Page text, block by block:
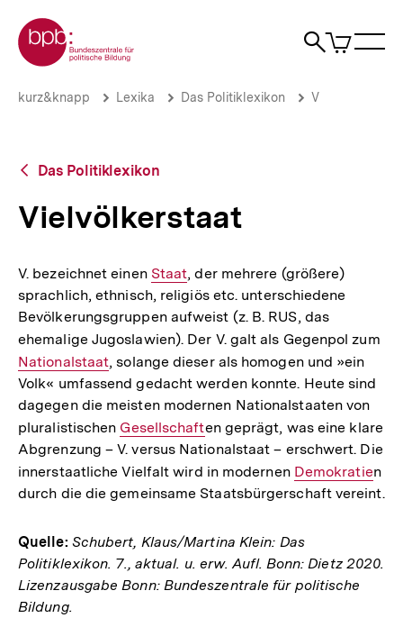
zum
Seiteninhalt
springen
Zur Startseite der bpb
Suche
Artikel
im
Vielvölkerstaat
Brotkrümelnavigation
Pfadnavigation
kurz&knapp Lexika Das Politiklexikon V
Zurück
Übersicht
Das Politiklexikon
Vielvölkerstaat
V. bezeichnet einen Interner
Link:
Staat, der mehrere (größere)
sprachlich, ethnisch, religiös etc. unterschiedene
Bevölkerungsgruppen aufweist (z. B. RUS, das
ehemalige Jugoslawien). Der V. galt als Gegenpol zum
Nationalstaat, solange dieser als homogen und »ein
Volk« umfassend gedacht werden konnte. Heute sind
dagegen die meisten modernen Nationalstaaten von
pluralistischen Interner
Link:
Gesellschaften geprägt, was eine klare
Abgrenzung – V. versus Nationalstaat – erschwert. Die
innerstaatliche Vielfalt wird in modernen Interner
Link:
Demokratien
durch die die gemeinsame Staatsbürgerschaft vereint.
Quelle: Schubert, Klaus/Martina Klein: Das
Politiklexikon. 7., aktual. u. erw. Aufl. Bonn: Dietz 2020.
Lizenzausgabe Bonn: Bundeszentrale für politische
Bildung.